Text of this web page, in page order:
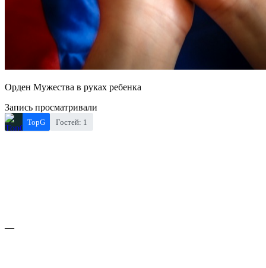
Орден Мужества в руках ребенка
Запись просматривали
TopG Гостей: 1
—